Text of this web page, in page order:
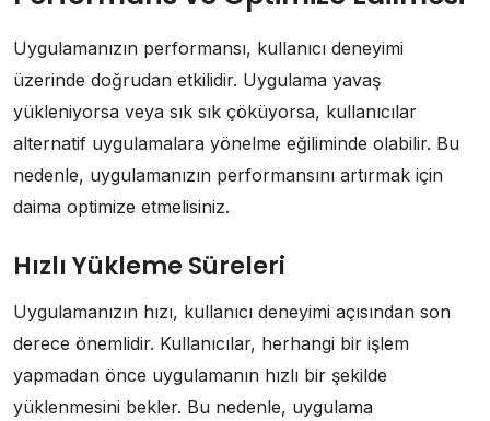
Uygulamanızın performansı, kullanıcı deneyimi
üzerinde doğrudan etkilidir. Uygulama yavaş
yükleniyorsa veya sık sık çöküyorsa, kullanıcılar
alternatif uygulamalara yönelme eğiliminde olabilir. Bu
nedenle, uygulamanızın performansını artırmak için
daima optimize etmelisiniz.
Hızlı Yükleme Süreleri
Uygulamanızın hızı, kullanıcı deneyimi açısından son
derece önemlidir. Kullanıcılar, herhangi bir işlem
yapmadan önce uygulamanın hızlı bir şekilde
yüklenmesini bekler. Bu nedenle, uygulama